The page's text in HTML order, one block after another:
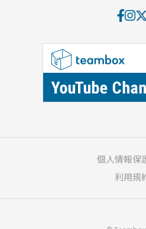
個人情報保
利用規